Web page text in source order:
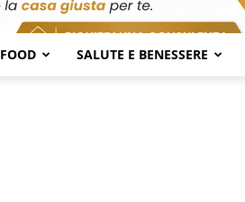
FOOD SALUTE E BENESSERE